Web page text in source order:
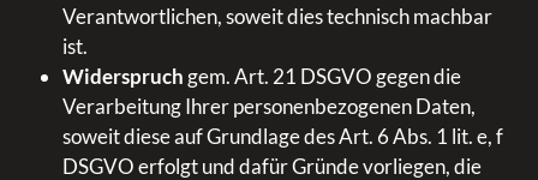
Verantwortlichen, soweit dies technisch machbar
ist.
Widerspruch gem. Art. 21 DSGVO gegen die
Verarbeitung Ihrer personenbezogenen Daten,
soweit diese auf Grundlage des Art. 6 Abs. 1 lit. e, f
DSGVO erfolgt und dafür Gründe vorliegen, die